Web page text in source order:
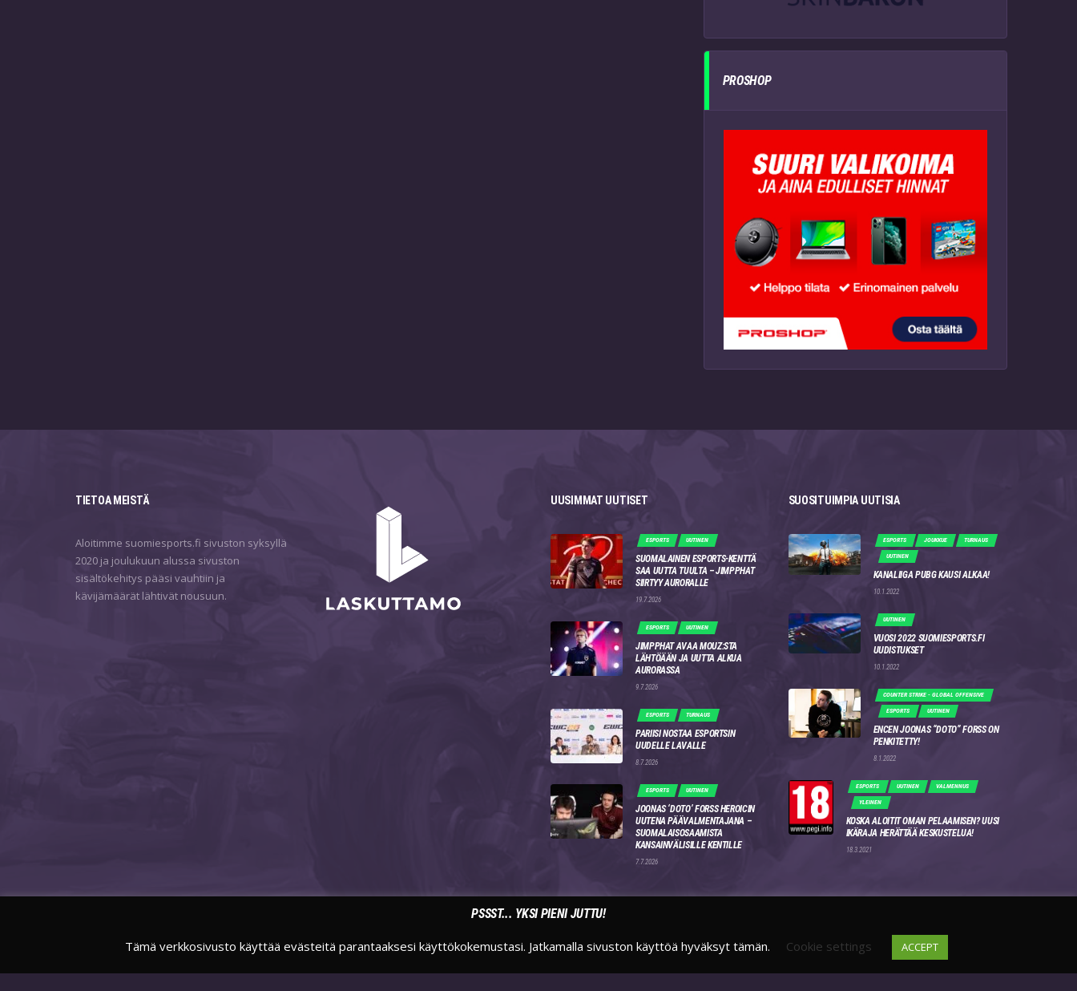
PROSHOP
TIETOA MEISTÄ
Aloitimme suomiesports.fi sivuston syksyllä
2020 ja joulukuun alussa sivuston
sisältökehitys pääsi vauhtiin ja
kävijämäärät lähtivät nousuun.
UUSIMMAT UUTISET
ESPORTS UUTINEN
SUOMALAINEN ESPORTS-KENTTÄ
SAA UUTTA TUULTA – JIMPPHAT
SIIRTYY AURORALLE
19.7.2026
ESPORTS UUTINEN
JIMPPHAT AVAA MOUZ:STA
LÄHTÖÄÄN JA UUTTA ALKUA
AURORASSA
9.7.2026
ESPORTS TURNAUS
PARIISI NOSTAA ESPORTSIN
UUDELLE LAVALLE
8.7.2026
ESPORTS UUTINEN
JOONAS ‘DOTO’ FORSS HEROICIN
UUTENA PÄÄVALMENTAJANA –
SUOMALAISOSAAMISTA
KANSAINVÄLISILLE KENTILLE
7.7.2026
SUOSITUIMPIA UUTISIA
ESPORTS JOUKKUE TURNAUS
UUTINEN
KANALIIGA PUBG KAUSI ALKAA!
10.1.2022
UUTINEN
VUOSI 2022 SUOMIESPORTS.FI
UUDISTUKSET
10.1.2022
COUNTER STRIKE - GLOBAL OFFENSIVE
ESPORTS UUTINEN
ENCEN JOONAS “DOTO” FORSS ON
PENKITETTY!
8.1.2022
ESPORTS UUTINEN VALMENNUS
YLEINEN
KOSKA ALOITIT OMAN PELAAMISEN? UUSI
IKÄRAJA HERÄTTÄÄ KESKUSTELUA!
18.3.2021
FACEBOOK TWITTER INSTAGRAM TWITCH DISCORD
PSSST... YKSI PIENI JUTTU!
Tämä verkkosivusto käyttää evästeitä parantaaksesi käyttökokemustasi. Jatkamalla sivuston käyttöä hyväksyt tämän. Cookie settings ACCEPT